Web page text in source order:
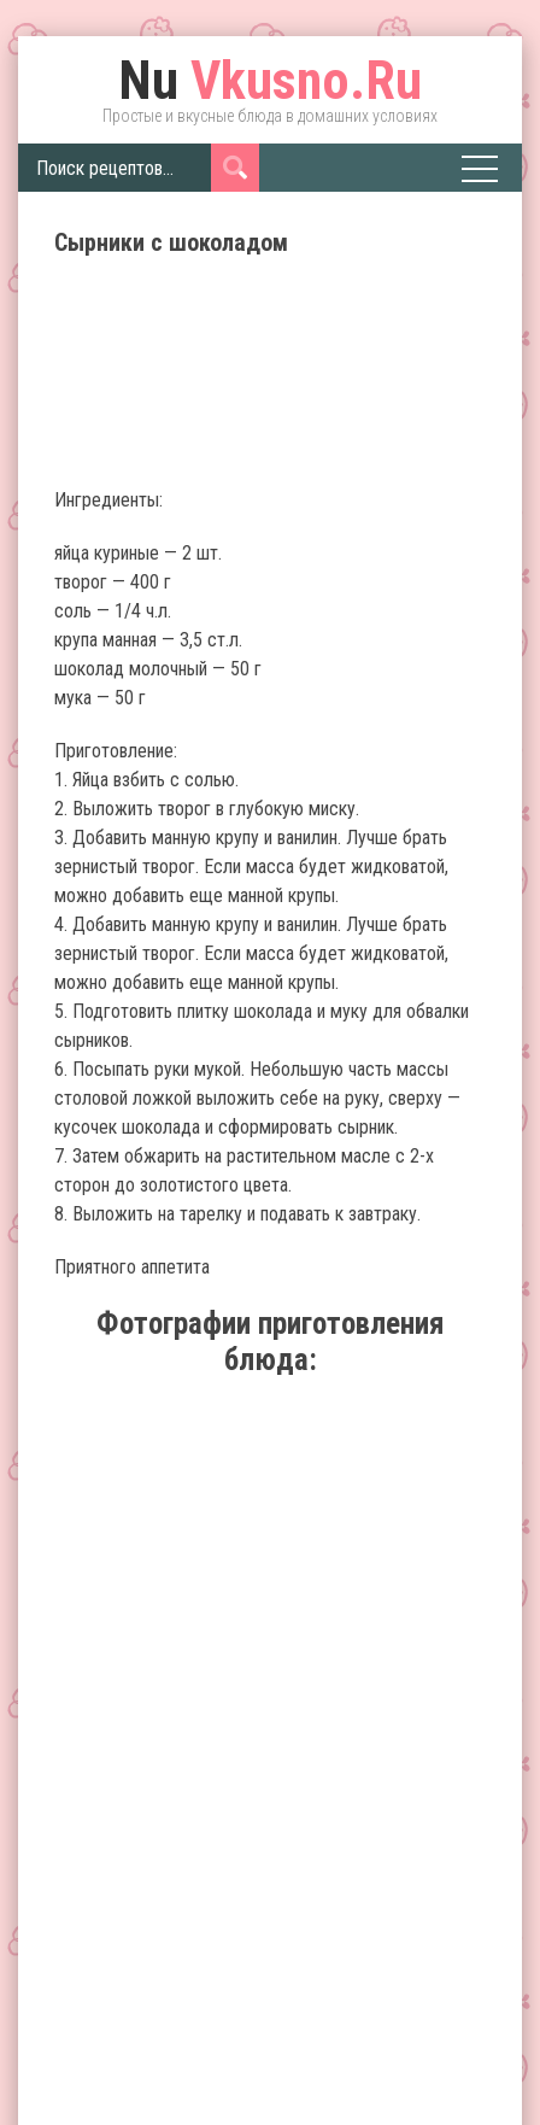
Nu Vkusno.Ru
Простые и вкусные блюда в домашних условиях
Сырники с шоколадом
Ингредиенты:
яйца куриные — 2 шт.
творог — 400 г
соль — 1/4 ч.л.
крупа манная — 3,5 ст.л.
шоколад молочный — 50 г
мука — 50 г
Приготовление:
1. Яйца взбить с солью.
2. Выложить творог в глубокую миску.
3. Добавить манную крупу и ванилин. Лучше брать
зернистый творог. Если масса будет жидковатой,
можно добавить еще манной крупы.
4. Добавить манную крупу и ванилин. Лучше брать
зернистый творог. Если масса будет жидковатой,
можно добавить еще манной крупы.
5. Подготовить плитку шоколада и муку для обвалки
сырников.
6. Посыпать руки мукой. Небольшую часть массы
столовой ложкой выложить себе на руку, сверху —
кусочек шоколада и сформировать сырник.
7. Затем обжарить на растительном масле с 2-х
сторон до золотистого цвета.
8. Выложить на тарелку и подавать к завтраку.
Приятного аппетита
Фотографии приготовления
блюда: